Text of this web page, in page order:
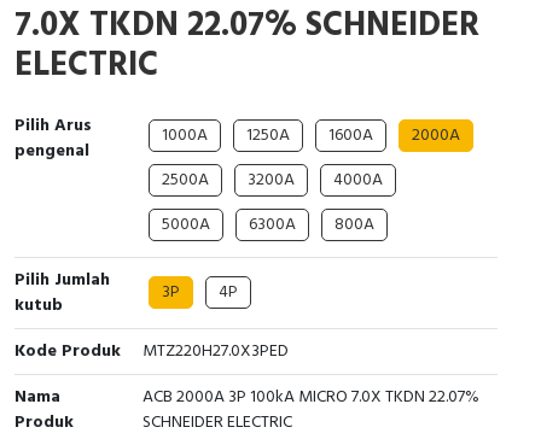
Interactive Flat Panel (IFP)
Extension Power Socket
Vacuum
EcoStruxure Terminal Expert
Pendant / Crane Controller
Panel Kendali
Selector Iluminasi
Flash Buzzers
Potensiometer
Joystick Controller
Foot Switch
Tower Light
Terminal Block
Engsel / Hinge
Industrial Plug & Socket
MCB Box
Motion Sensors
Accessories
Inverter
FRENIC
Electric Motor
Testers
Compact Data Loggers
Field Measuring
7.0X TKDN 22.07% SCHNEIDER
ELECTRIC
Pilih Arus
pengenal
1000A 1250A 1600A
2000A
2500A
3200A
4000A
5000A
6300A
800A
Pilih Jumlah
kutub
3P 4P
Kode Produk
MTZ220H27.0X3PED
Nama
Produk
ACB 2000A 3P 100kA MICRO 7.0X TKDN 22.07%
SCHNEIDER ELECTRIC